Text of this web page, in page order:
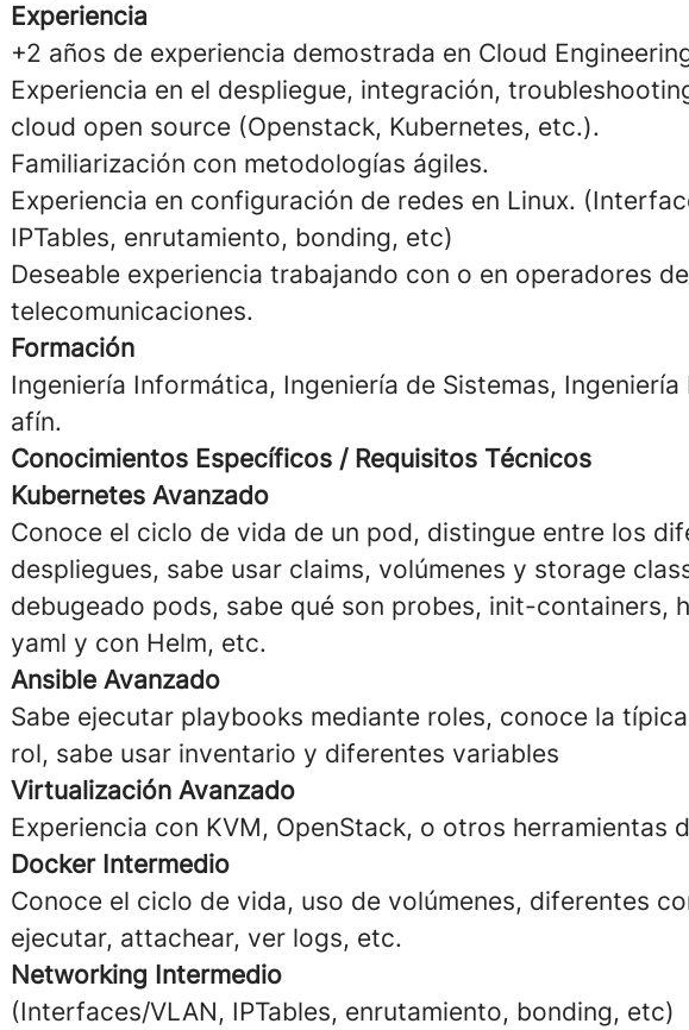
Experiencia
+2 años de experiencia demostrada en Cloud
Experiencia en el despliegue, integración,
cloud open source (Openstack, Kubernetes, etc.).
Familiarización con metodologías ágiles.
Experiencia en configuración de redes en Linux.
IPTables, enrutamiento, bonding, etc)
Deseable experiencia trabajando con o en operadores de
telecomunicaciones.
Formación
Ingeniería Informática, Ingeniería de Sistemas,
afín.
Conocimientos Específicos / Requisitos Técnicos
Kubernetes Avanzado
Conoce el ciclo de vida de un pod, distingue entre los
despliegues, sabe usar claims, volúmenes y storage
debugeado pods, sabe qué son probes, init-containers,
yaml y con Helm, etc.
Ansible Avanzado
Sabe ejecutar playbooks mediante roles, conoce la
rol, sabe usar inventario y diferentes variables
Virtualización Avanzado
Experiencia con KVM, OpenStack, o otros herramientas
Docker Intermedio
Conoce el ciclo de vida, uso de volúmenes, diferentes
ejecutar, attachear, ver logs, etc.
Networking Intermedio
(Interfaces/VLAN, IPTables, enrutamiento, bonding, etc)